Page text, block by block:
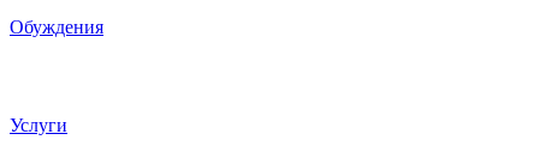
Обуждения
Услуги